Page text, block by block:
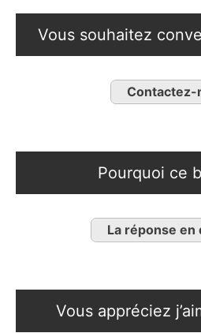
Vous souhaitez
Contactez-
Pourquoi ce
La réponse en
Vous appréciez